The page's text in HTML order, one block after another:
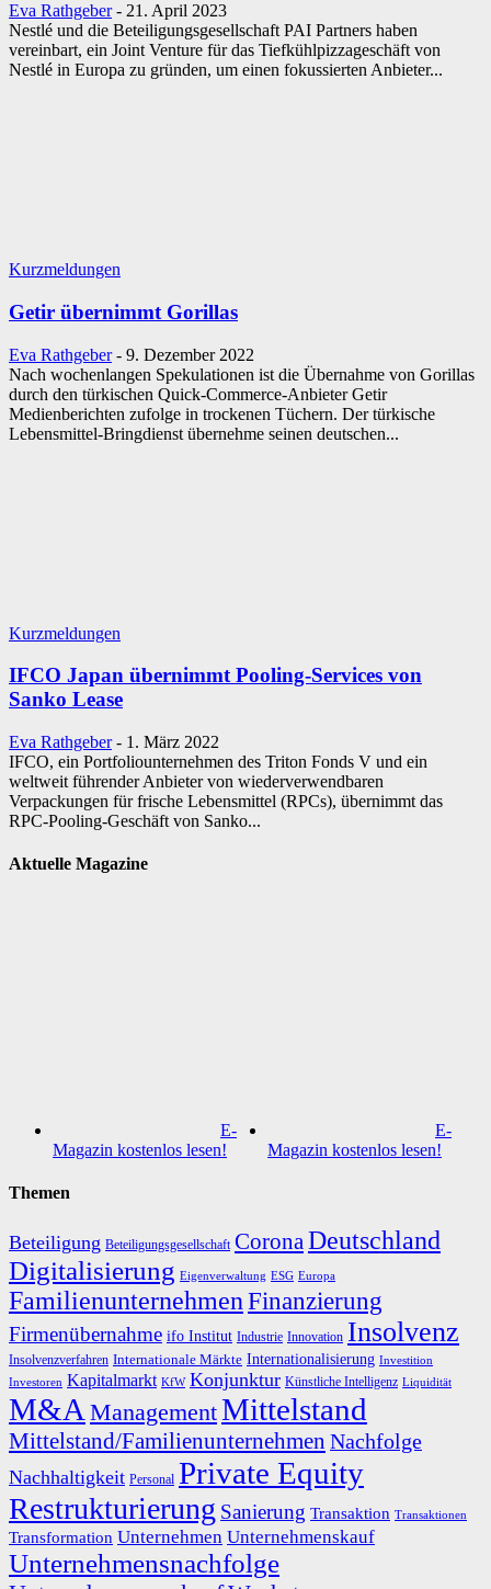
Eva Rathgeber - 21. April 2023
Nestlé und die Beteiligungsgesellschaft PAI Partners haben
vereinbart, ein Joint Venture für das Tiefkühlpizzageschäft von
Nestlé in Europa zu gründen, um einen fokussierten Anbieter...
Kurzmeldungen
Getir übernimmt Gorillas
Eva Rathgeber - 9. Dezember 2022
Nach wochenlangen Spekulationen ist die Übernahme von Gorillas
durch den türkischen Quick-Commerce-Anbieter Getir
Medienberichten zufolge in trockenen Tüchern. Der türkische
Lebensmittel-Bringdienst übernehme seinen deutschen...
Kurzmeldungen
IFCO Japan übernimmt Pooling-Services von
Sanko Lease
Eva Rathgeber - 1. März 2022
IFCO, ein Portfoliounternehmen des Triton Fonds V und ein
weltweit führender Anbieter von wiederverwendbaren
Verpackungen für frische Lebensmittel (RPCs), übernimmt das
RPC-Pooling-Geschäft von Sanko...
Aktuelle Magazine
E-
Magazin kostenlos lesen!
E-
Magazin kostenlos lesen!
Themen
Beteiligung Beteiligungsgesellschaft CoronaDeutschland
Digitalisierung Eigenverwaltung ESG Europa
Familienunternehmen Finanzierung
Firmenübernahme ifo Institut Industrie Innovation Insolvenz
Insolvenzverfahren Internationale Märkte Internationalisierung Investition
Investoren Kapitalmarkt KfW Konjunktur Künstliche Intelligenz Liquidität
M&A ManagementMittelstand
Mittelstand/Familienunternehmen Nachfolge
Nachhaltigkeit Personal Private Equity
Restrukturierung Sanierung Transaktion Transaktionen
Transformation Unternehmen Unternehmenskauf
Unternehmensnachfolge